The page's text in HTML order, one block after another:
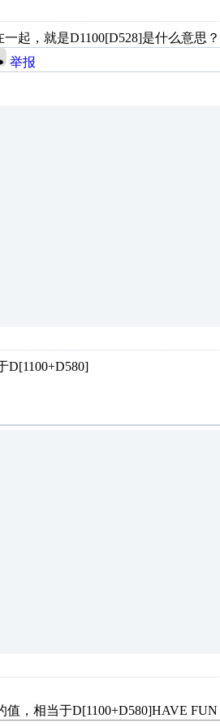
起，就是D1100[D528]是什么意思
举报
D[1100+D580]
值，相当于D[1100+D580]HAVE